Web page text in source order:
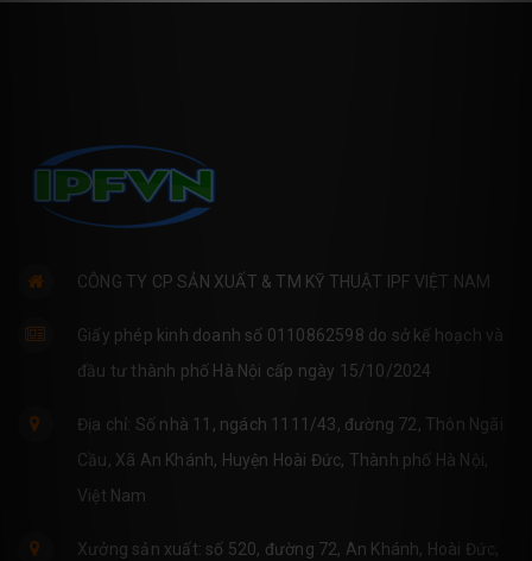
CÔNG TY CP SẢN XUẤT & TM KỸ THUẬT IPF VIỆT NAM
Giấy phép kinh doanh số 0110862598 do sở kế hoạch và
đầu tư thành phố Hà Nội cấp ngày 15/10/2024
Địa chỉ: Số nhà 11, ngách 1111/43, đường 72, Thôn Ngãi
Cầu, Xã An Khánh, Huyện Hoài Đức, Thành phố Hà Nội,
Việt Nam
Xưởng sản xuất: số 520, đường 72, An Khánh, Hoài Đức,